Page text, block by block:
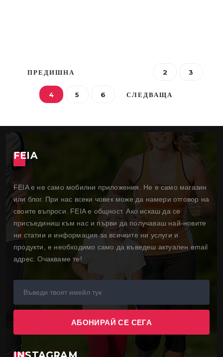
ПРЕДИШНА 2 3
4 5 6 СЛЕДВАЩА
FEIA
FEIA е не само мобилни приложения. Не е само магазин
или блог. При нас всеки човек може да намери отговор на
своите въпроси. FEIA е общност. Ако искаш да се
присъединиш към нас и първи да получаваш най-новите
ни статии и информация за всичките ни услуги и
продукти, е необходимо само да въведеш актуален email
адрес. Очакваме те!